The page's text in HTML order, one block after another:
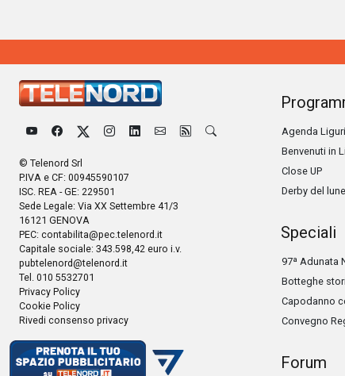
© Telenord Srl
P.IVA e CF: 00945590107
ISC. REA - GE: 229501
Sede Legale: Via XX Settembre 41/3
16121 GENOVA
PEC: contabilita@pec.telenord.it
Capitale sociale: 343.598,42 euro i.v.
pubtelenord@telenord.it
Tel. 010 5532701
Privacy Policy
Cookie Policy
Rivedi consenso privacy
Agenda
Benvenuti in
Close UP
Derby del
Speciali
97ª Adunata
Botteghe
Capodanno
Convegno
Forum